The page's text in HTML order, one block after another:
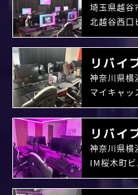
埼玉県越谷
北越谷西口
リバイ
神奈川県横
マイキャッ
リバイ
神奈川県横
IM桜木町